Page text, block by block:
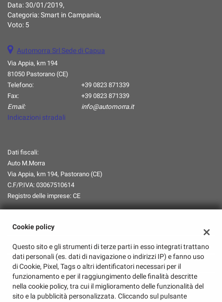
Data:30/01/2019,
Categoria:Smart in Campania,
Voto: 5
Automorra Srl Sede di Capua
Via Appia, km 194
81050 Pastorano (CE)
Telefono:
+39 0823 871339
Fax:
+39 0823 871339
Email:
info@automorra.it
Indicazioni stradali
Dati fiscali:
Auto M.Morra
Via Appia, km 194, Pastorano (CE)
C.F/P.IVA: 03067510614
Registro delle imprese: CE
Orari Apertura
Lun-Ven: 08:00-13:00 / 14:30-18:45
Sabato: 08:00-13:00/Chiuso
Domenica: Chiuso
Cookie policy
Questo sito e gli strumenti di terze parti in esso integrati trattano
dati personali (es. dati di navigazione o indirizzi IP) e fanno uso
di Cookie, Pixel, Tags o altri identificatori necessari per il
funzionamento e per il raggiungimento delle finalità descritte
nella cookie policy, tra cui il miglioramento delle funzionalità del
sito e la pubblicità personalizzata. Cliccando sul pulsante